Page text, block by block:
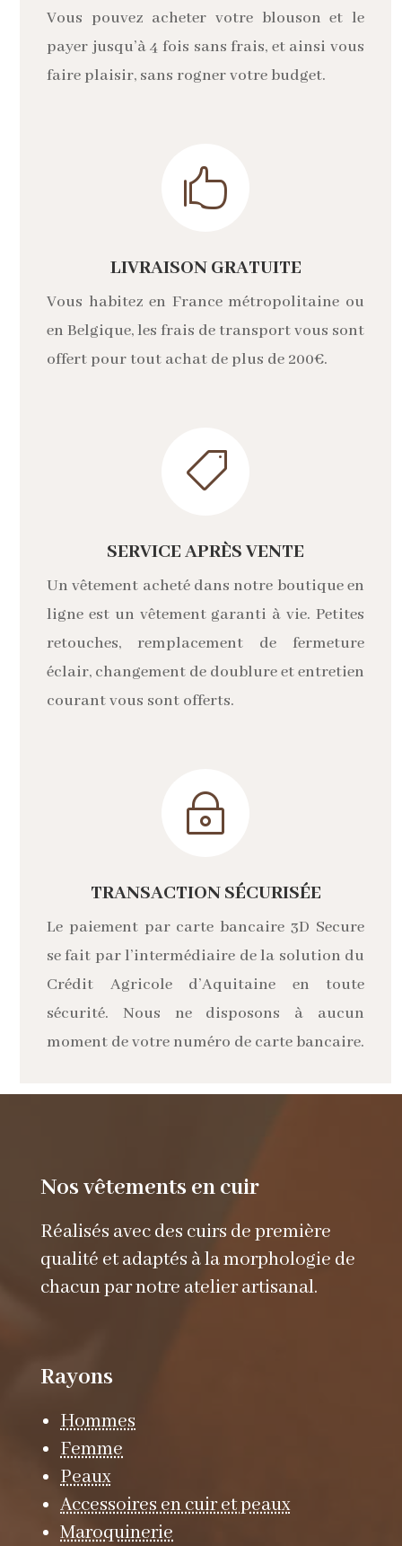
Vous pouvez acheter votre blouson et le
payer jusqu’à 4 fois sans frais, et ainsi vous
faire plaisir, sans rogner votre budget.

LIVRAISON GRATUITE
Vous habitez en France métropolitaine ou
en Belgique, les frais de transport vous sont
offert pour tout achat de plus de 200€.

SERVICE APRÈS VENTE
Un vêtement acheté dans notre boutique en
ligne est un vêtement garanti à vie. Petites
retouches, remplacement de fermeture
éclair, changement de doublure et entretien
courant vous sont offerts.
~
TRANSACTION SÉCURISÉE
Le paiement par carte bancaire 3D Secure
se fait par l’intermédiaire de la solution du
Crédit Agricole d’Aquitaine en toute
sécurité. Nous ne disposons à aucun
moment de votre numéro de carte bancaire.
Nos vêtements en cuir
Réalisés avec des cuirs de première
qualité et adaptés à la morphologie de
chacun par notre atelier artisanal.
Rayons
Hommes
Femme
Peaux
Accessoires en cuir et peaux
Maroquinerie